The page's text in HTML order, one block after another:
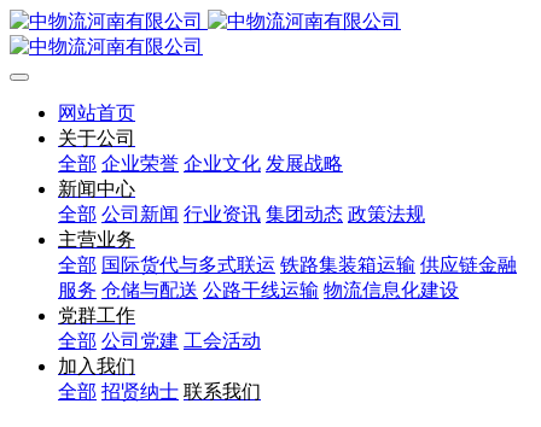
网站首页
关于公司
全部 企业荣誉 企业文化 发展战略
新闻中心
全部 公司新闻 行业资讯 集团动态 政策法规
主营业务
全部 国际货代与多式联运 铁路集装箱运输 供应链金融
服务 仓储与配送 公路干线运输 物流信息化建设
党群工作
全部 公司党建 工会活动
加入我们
全部 招贤纳士 联系我们